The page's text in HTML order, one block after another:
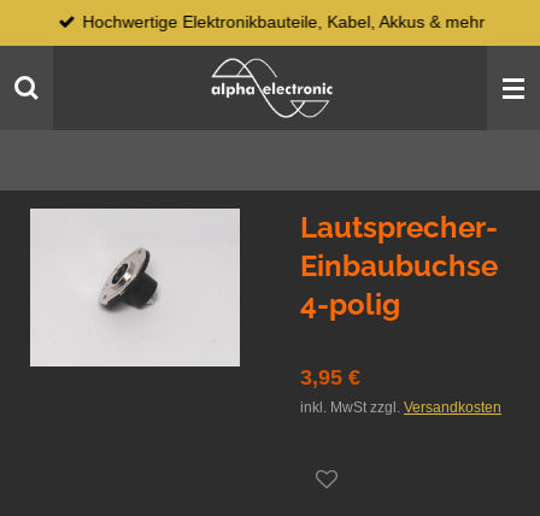
Hauptinhalt
springen
Hochwertige Elektronikbauteile, Kabel, Akkus & mehr
Lautsprecher-
Einbaubuchse
4-polig
3,95 €
inkl. MwSt zzgl. Versandkosten